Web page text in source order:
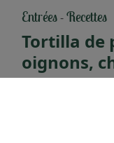
Entrées-Recettes
Tortilla de
oignons,
À la rentrée,
recette de